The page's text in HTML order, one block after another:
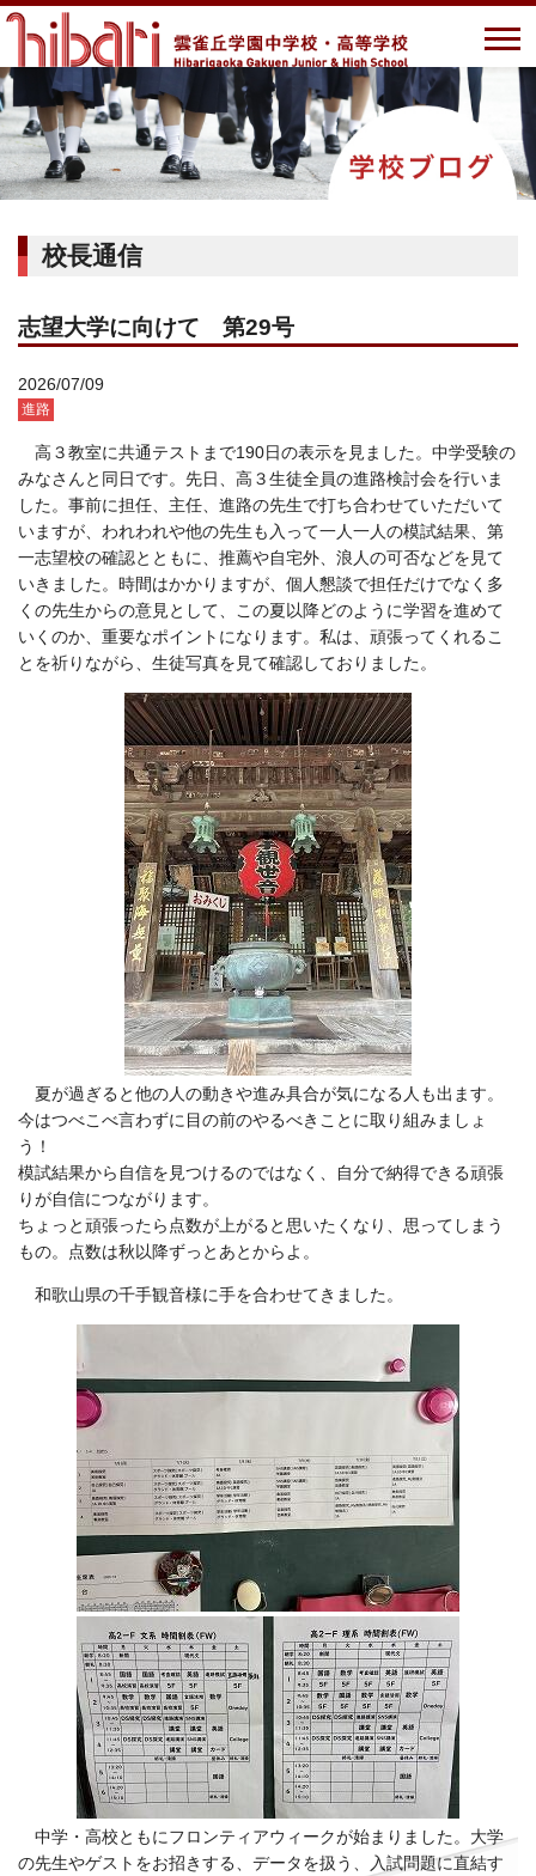
校長通信
志望大学に向けて 第29号
2026/07/09
進路
高３教室に共通テストまで190日の表示を見ました。中学受験の
みなさんと同日です。先日、高３生徒全員の進路検討会を行いま
した。事前に担任、主任、進路の先生で打ち合わせていただいて
いますが、われわれや他の先生も入って一人一人の模試結果、第
一志望校の確認とともに、推薦や自宅外、浪人の可否などを見て
いきました。時間はかかりますが、個人懇談で担任だけでなく多
くの先生からの意見として、この夏以降どのように学習を進めて
いくのか、重要なポイントになります。私は、頑張ってくれるこ
とを祈りながら、生徒写真を見て確認しておりました。
夏が過ぎると他の人の動きや進み具合が気になる人も出ます。
今はつべこべ言わずに目の前のやるべきことに取り組みましょ
う！
模試結果から自信を見つけるのではなく、自分で納得できる頑張
りが自信につながります。
ちょっと頑張ったら点数が上がると思いたくなり、思ってしまう
もの。点数は秋以降ずっとあとからよ。
和歌山県の千手観音様に手を合わせてきました。
中学・高校ともにフロンティアウィークが始まりました。大学
の先生やゲストをお招きする、データを扱う、入試問題に直結す